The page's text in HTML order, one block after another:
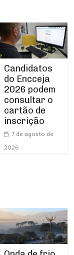
Candidatos
do Encceja
2026 podem
consultar o
cartão de
inscrição
7 de agosto de
2026